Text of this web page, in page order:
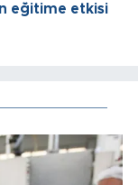
eğitime etkisi